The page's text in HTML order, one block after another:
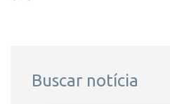
Buscar notícia